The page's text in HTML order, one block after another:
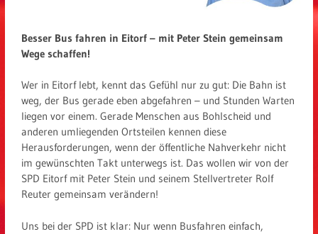
Besser Bus fahren in Eitorf – mit Peter Stein gemeinsam
Wege schaffen!
Wer in Eitorf lebt, kennt das Gefühl nur zu gut: Die Bahn ist
weg, der Bus gerade eben abgefahren – und Stunden Warten
liegen vor einem. Gerade Menschen aus Bohlscheid und
anderen umliegenden Ortsteilen kennen diese
Herausforderungen, wenn der öffentliche Nahverkehr nicht
im gewünschten Takt unterwegs ist. Das wollen wir von der
SPD Eitorf mit Peter Stein und seinem Stellvertreter Rolf
Reuter gemeinsam verändern!
Uns bei der SPD ist klar: Nur wenn Busfahren einfach,